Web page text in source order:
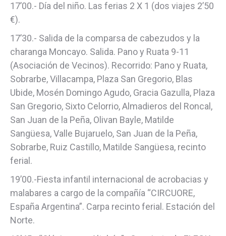
17’00.- Día del niño. Las ferias 2 X 1 (dos viajes 2’50
€).
17’30.- Salida de la comparsa de cabezudos y la
charanga Moncayo. Salida. Pano y Ruata 9-11
(Asociación de Vecinos). Recorrido: Pano y Ruata,
Sobrarbe, Villacampa, Plaza San Gregorio, Blas
Ubide, Mosén Domingo Agudo, Gracia Gazulla, Plaza
San Gregorio, Sixto Celorrio, Almadieros del Roncal,
San Juan de la Peña, Olivan Bayle, Matilde
Sangüesa, Valle Bujaruelo, San Juan de la Peña,
Sobrarbe, Ruiz Castillo, Matilde Sangüesa, recinto
ferial.
19’00.-Fiesta infantil internacional de acrobacias y
malabares a cargo de la compañía “CIRCUORE,
España Argentina”. Carpa recinto ferial. Estación del
Norte.